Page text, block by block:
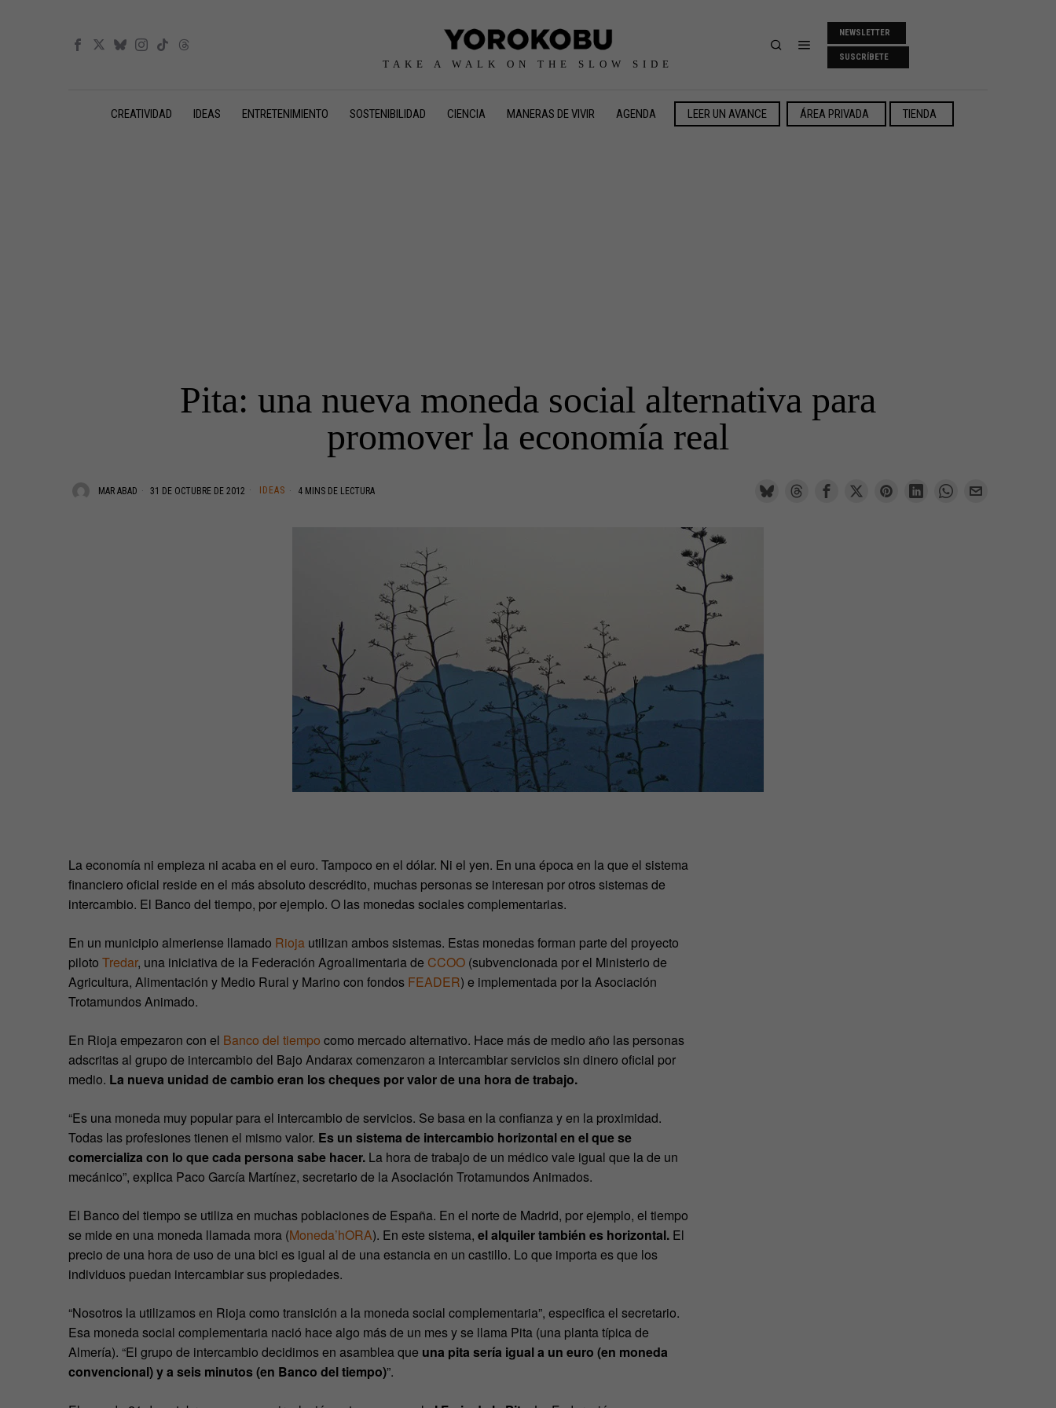
TAKE A WALK ON THE SLOW SIDE
NEWSLETTER
SUSCRÍBETE
CREATIVIDAD IDEAS ENTRETENIMIENTO SOSTENIBILIDAD CIENCIA MANERAS DE VIVIR AGENDA LEER UN AVANCE ÁREA PRIVADA TIENDA
Pita: una nueva moneda social alternativa para
promover la economía real
MAR ABAD 31 DE OCTUBRE DE 2012 IDEAS 4 MINS DE LECTURA
La economía ni empieza ni acaba en el euro. Tampoco en el dólar. Ni el yen. En una época en la que el sistema
financiero oficial reside en el más absoluto descrédito, muchas personas se interesan por otros sistemas de
intercambio. El Banco del tiempo, por ejemplo. O las monedas sociales complementarias.
En un municipio almeriense llamado Rioja utilizan ambos sistemas. Estas monedas forman parte del proyecto
piloto Tredar, una iniciativa de la Federación Agroalimentaria de CCOO (subvencionada por el Ministerio de
Agricultura, Alimentación y Medio Rural y Marino con fondos FEADER) e implementada por la Asociación
Trotamundos Animado.
En Rioja empezaron con el Banco del tiempo como mercado alternativo. Hace más de medio año las personas
adscritas al grupo de intercambio del Bajo Andarax comenzaron a intercambiar servicios sin dinero oficial por
medio. La nueva unidad de cambio eran los cheques por valor de una hora de trabajo.
“Es una moneda muy popular para el intercambio de servicios. Se basa en la confianza y en la proximidad.
Todas las profesiones tienen el mismo valor. Es un sistema de intercambio horizontal en el que se
comercializa con lo que cada persona sabe hacer. La hora de trabajo de un médico vale igual que la de un
mecánico”, explica Paco García Martínez, secretario de la Asociación Trotamundos Animados.
El Banco del tiempo se utiliza en muchas poblaciones de España. En el norte de Madrid, por ejemplo, el tiempo
se mide en una moneda llamada mora (Moneda’hORA). En este sistema, el alquiler también es horizontal. El
precio de una hora de uso de una bici es igual al de una estancia en un castillo. Lo que importa es que los
individuos puedan intercambiar sus propiedades.
“Nosotros la utilizamos en Rioja como transición a la moneda social complementaria”, especifica el secretario.
Esa moneda social complementaria nació hace algo más de un mes y se llama Pita (una planta típica de
Almería). “El grupo de intercambio decidimos en asamblea que una pita sería igual a un euro (en moneda
convencional) y a seis minutos (en Banco del tiempo)”.